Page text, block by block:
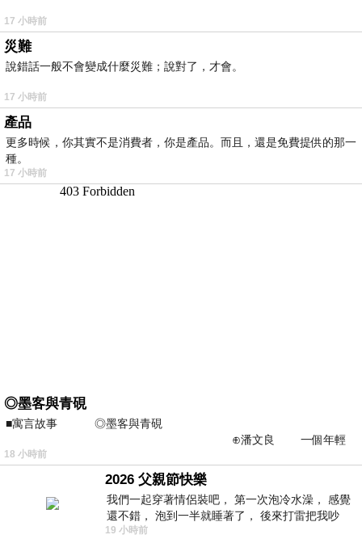
17 小時前
災難
說錯話一般不會變成什麼災難；說對了，才會。
17 小時前
產品
更多時候，你其實不是消費者，你是產品。而且，還是免費提供的那一
種。
17 小時前
◎墨客與青硯
■寓言故事 ◎墨客與青硯
⊕潘文良 一個年輕
的墨客，在京城的古玩肆裡
18 小時前
2026 父親節快樂
我們一起穿著情侶裝吧， 第一次泡冷水澡， 感覺
還不錯， 泡到一半就睡著了， 後來打雷把我吵
醒， 手
19 小時前